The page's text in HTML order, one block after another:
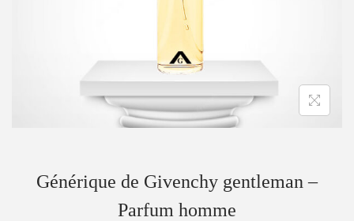
Générique de ️Givenchy gentleman –
Parfum homme